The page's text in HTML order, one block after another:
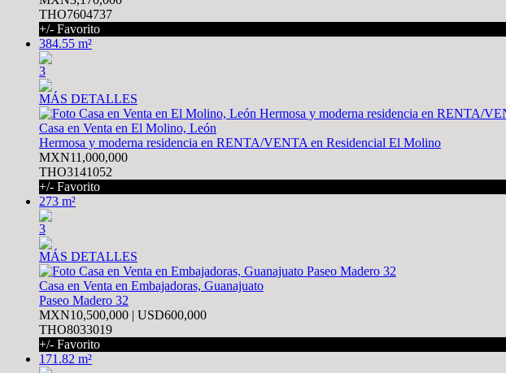
THO7604737
+/- Favorito
384.55 m²
3
MÁS DETALLES
Casa en Venta en El Molino, León
Hermosa y moderna residencia en RENTA/VENTA en Residencial El Molino
MXN11,000,000
THO3141052
+/- Favorito
273 m²
3
MÁS DETALLES
Casa en Venta en Embajadoras, Guanajuato
Paseo Madero 32
MXN10,500,000 | USD600,000
THO8033019
+/- Favorito
171.82 m²